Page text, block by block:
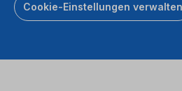
Cookie-Einstellungen verwalten